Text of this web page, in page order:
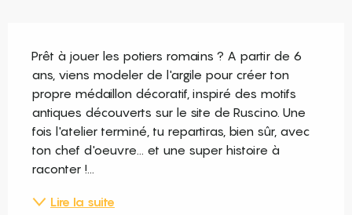
Prêt à jouer les potiers romains ? A partir de 6
ans, viens modeler de l'argile pour créer ton
propre médaillon décoratif, inspiré des motifs
antiques découverts sur le site de Ruscino. Une
fois l'atelier terminé, tu repartiras, bien sûr, avec
ton chef d'oeuvre... et une super histoire à
raconter !...
Lire la suite